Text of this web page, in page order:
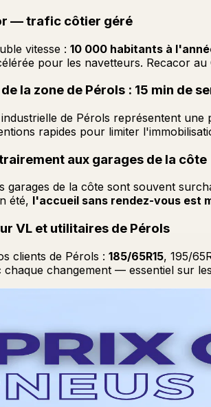
— trafic côtier géré
vitesse : 10 000 habitants à
pour les navetteurs. Recacor au
la zone de Pérols : 15 min de
de Pérols représentent
rapides pour limiter
aux garages de la côte
garages de la côte sont souvent
été, l'accueil sans rendez-vous est
VL et utilitaires de Pérols
clients de Pérols : 185/65R15, 195/
chaque changement — essentiel sur